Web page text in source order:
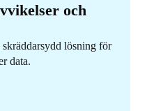
och
lösning för
data.